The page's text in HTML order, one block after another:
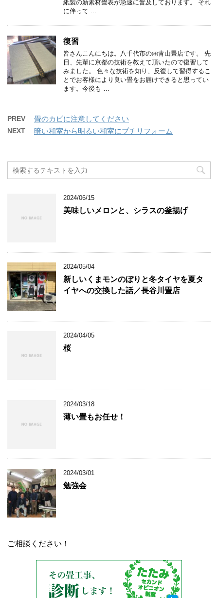
紙製の新素材畳表が急速に普及しております。 それ
に伴って …
復習
皆さんこんにちは。八千代市の㈱青山畳店です。 先
日、先輩に京都の技術を教えて頂いたので復習して
みました。 色々な技術を知り、反復して習得するこ
とでお客様により良い畳をお届けできると思ってい
ます。今後も …
PREV 畳のカビに注意してください
NEXT 暗い和室から明るい和室にプチリフォーム
2024/06/15
美味しいメロンと、シラスの釜揚げ
2024/05/04
新しいくまモンのぼりと冬タイヤを夏タ
イヤへの交換した話／長谷川畳店
2024/04/05
桜
2024/03/18
薄い畳もお任せ！
2024/03/01
勉強会
ご相談ください！